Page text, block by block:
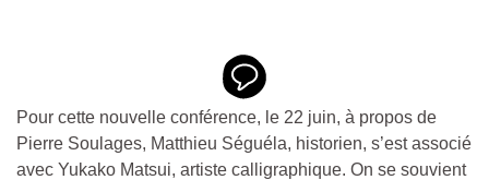
Pour cette nouvelle conférence, le 22 juin, à propos de
Pierre Soulages, Matthieu Séguéla, historien, s’est associé
avec Yukako Matsui, artiste calligraphique. On se souvient